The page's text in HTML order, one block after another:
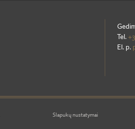
Tel.
El. p.
Slapukų nustatymai